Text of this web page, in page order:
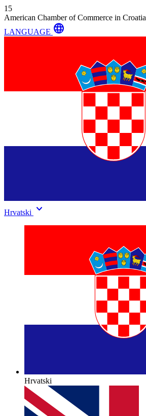
15
American Chamber of Commerce in Croatia
LANGUAGE language
Hrvatski keyboard_arrow_down
Hrvatski